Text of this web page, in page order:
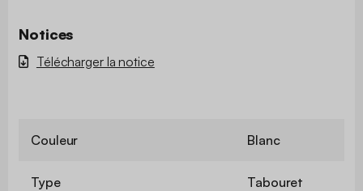
Notices
Télécharger la notice
Couleur Blanc
Type Tabouret